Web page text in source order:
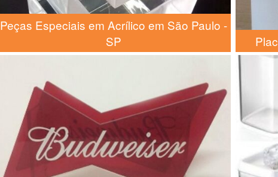
Peças Especiais em Acrílico em São Paulo -
SP